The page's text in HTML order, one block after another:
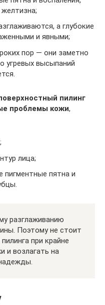
а глубокие
и явными;
пор — они заметно
угревых высыпаний
пилинг
проблемы кожи,
лица;
пигментные пятна и
разглаживанию
Поэтому не стоит
при крайне
и возлагать на